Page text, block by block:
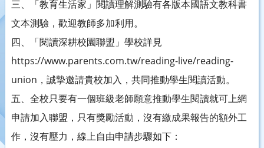
三、「教育生活家」閱讀理解測驗有各版本國語文教科書
文本測驗，歡迎教師多加利用。
四、「閱讀深耕校園聯盟」學校詳見
https://www.parents.com.tw/reading-live/reading-
union，誠摯邀請貴校加入，共同推動學生閱讀活動。
五、全校只要有一個班級老師願意推動學生閱讀就可上網
申請加入聯盟，只有獎勵活動，沒有繳成果報告的額外工
作，沒有壓力，線上自由申請步驟如下：